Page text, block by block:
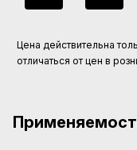
Цена действительна
отличаться от цен в